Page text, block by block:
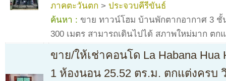
ภาคตะวันตก > ประจวบคีรีขันธ์
ค้นหา : ขาย ทาวน์โฮม บ้านพักตากอากาศ 3 ชั้
300 เมตร สามารถเดินไปได้ สภาพใหม่มาก ตก
ขาย/ให้เช่าคอนโด La Habana
1 ห้องนอน 25.52 ตร.ม. ตกแต่งครบ